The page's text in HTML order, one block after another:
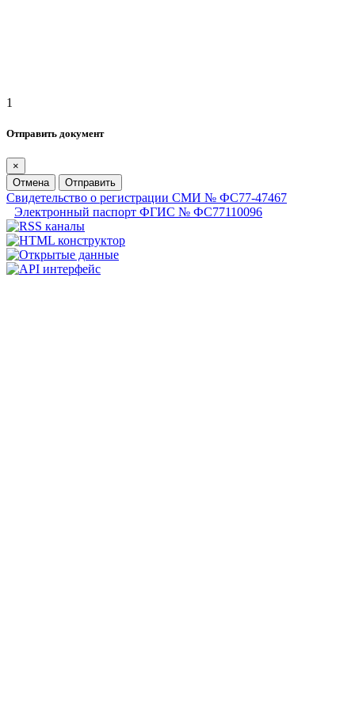
1
Отправить документ
×
Отмена
Отправить
Свидетельство о регистрации СМИ № ФС77-47467
Электронный паспорт ФГИС № ФС77110096